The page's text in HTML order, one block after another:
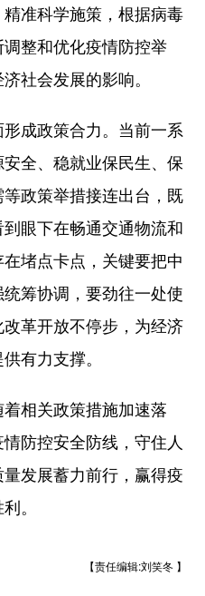
云南 西藏
青海 宁夏
Français عربى
日本語 한국어
准科学施策，根据病毒
整和优化疫情防控举
社会发展的影响。
成政策合力。当前一系
全、稳就业保民生、保
政策举措接连出台，既
眼下在畅通交通物流和
堵点卡点，关键要把中
筹协调，要劲往一处使
革开放不停步，为经济
有力支撑。
相关政策措施加速落
防控安全防线，守住人
发展蓄力前行，赢得疫
。
【责任编辑:刘笑冬 】